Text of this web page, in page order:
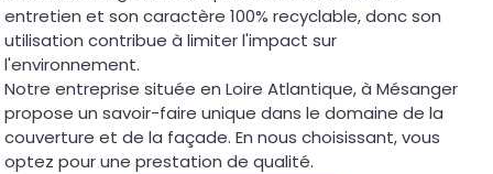
entretien et son caractère 100% recyclable, donc son
utilisation contribue à limiter l'impact sur
l'environnement.
Notre entreprise située en Loire Atlantique, à Mésanger
propose un savoir-faire unique dans le domaine de la
couverture et de la façade. En nous choisissant, vous
optez pour une prestation de qualité.